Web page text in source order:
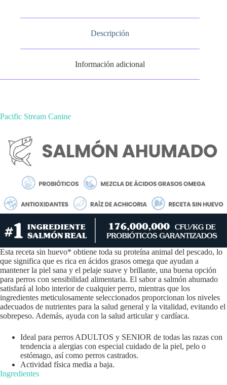
Descripción
Información adicional
Pacific Stream Canine
Esta receta sin huevo* obtiene toda su proteína animal del pescado, lo
que significa que es rica en ácidos grasos omega que ayudan a
mantener la piel sana y el pelaje suave y brillante, una buena opción
para perros con sensibilidad alimentaria. El sabor a salmón ahumado
satisfará al lobo interior de cualquier perro, mientras que los
ingredientes meticulosamente seleccionados proporcionan los niveles
adecuados de nutrientes para la salud general y la vitalidad, evitando el
sobrepeso. Además, ayuda con la salud articular y cardíaca.
Ideal para perros ADULTOS y SENIOR de todas las razas con
tendencia a alergias con especial cuidado de la piel, pelo o
estómago, así como perros castrados.
Actividad física media a baja.
Ingredientes